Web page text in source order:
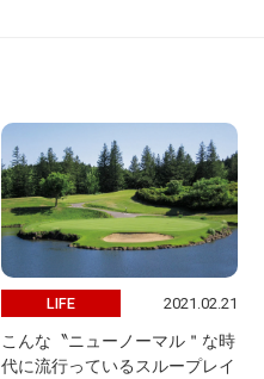
LIFE 2021.02.21
こんな〝ニューノーマル＂な時
代に流行っているスループレイ